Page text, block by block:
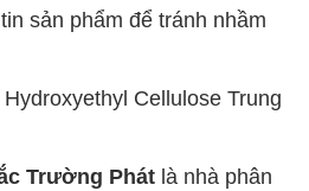
sản phẩm để tránh nhầm
Cellulose Trung
Trường Phát là nhà phân